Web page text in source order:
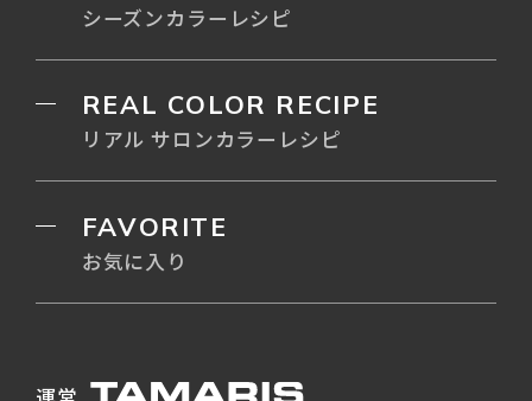
シーズンカラーレシピ
REAL COLOR RECIPE
リアル サロンカラーレシピ
FAVORITE
お気に入り